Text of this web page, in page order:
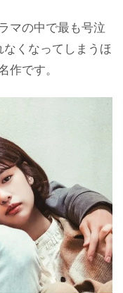
マの中で最も号泣
くなってしまうほ
です。